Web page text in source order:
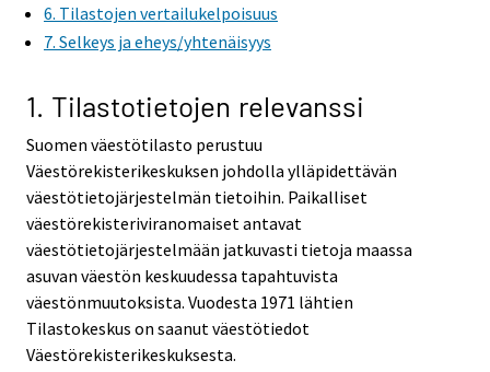
6. Tilastojen vertailukelpoisuus
7. Selkeys ja eheys/yhtenäisyys
1. Tilastotietojen relevanssi
Suomen väestötilasto perustuu
Väestörekisterikeskuksen johdolla ylläpidettävän
väestötietojärjestelmän tietoihin. Paikalliset
väestörekisteriviranomaiset antavat
väestötietojärjestelmään jatkuvasti tietoja maassa
asuvan väestön keskuudessa tapahtuvista
väestönmuutoksista. Vuodesta 1971 lähtien
Tilastokeskus on saanut väestötiedot
Väestörekisterikeskuksesta.